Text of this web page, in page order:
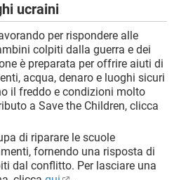
ucraini
per rispondere alle
colpiti dalla guerra e dei
è preparata per offrire aiuti di
acqua, denaro e luoghi sicuri
il freddo e condizioni molto
a Save the Children, clicca
di riparare le scuole
fornendo una risposta di
dal conflitto. Per lasciare una